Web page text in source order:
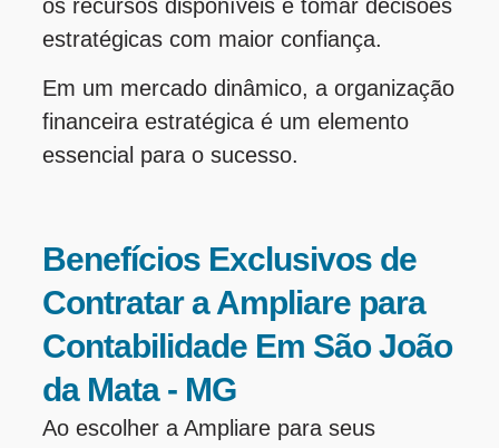
os recursos disponíveis e tomar decisões
estratégicas com maior confiança.
Em um mercado dinâmico, a organização
financeira estratégica é um elemento
essencial para o sucesso.
Benefícios Exclusivos de
Contratar a Ampliare para
Contabilidade Em São João
da Mata - MG
Ao escolher a Ampliare para seus